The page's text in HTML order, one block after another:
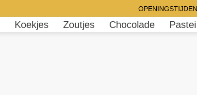
OPENINGSTIJDEN
Koekjes Zoutjes Chocolade Pastei